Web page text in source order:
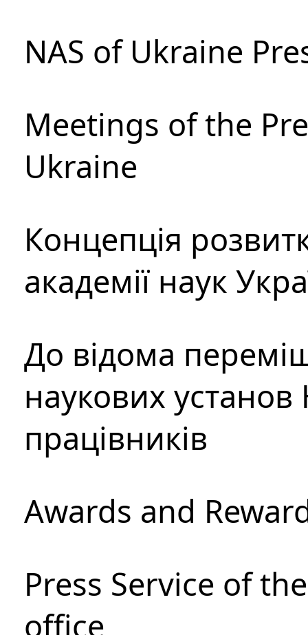
NAS of Ukraine
Meetings of the
Ukraine
Концепція
академії наук
До відома
наукових установ
працівників
Awards and
Press Service of
office